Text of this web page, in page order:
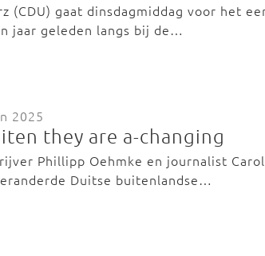
(CDU) gaat dinsdagmiddag voor het
jaar geleden langs bij de…
2025
they are a-changing
Phillipp Oehmke en journalist
Duitse buitenlandse…